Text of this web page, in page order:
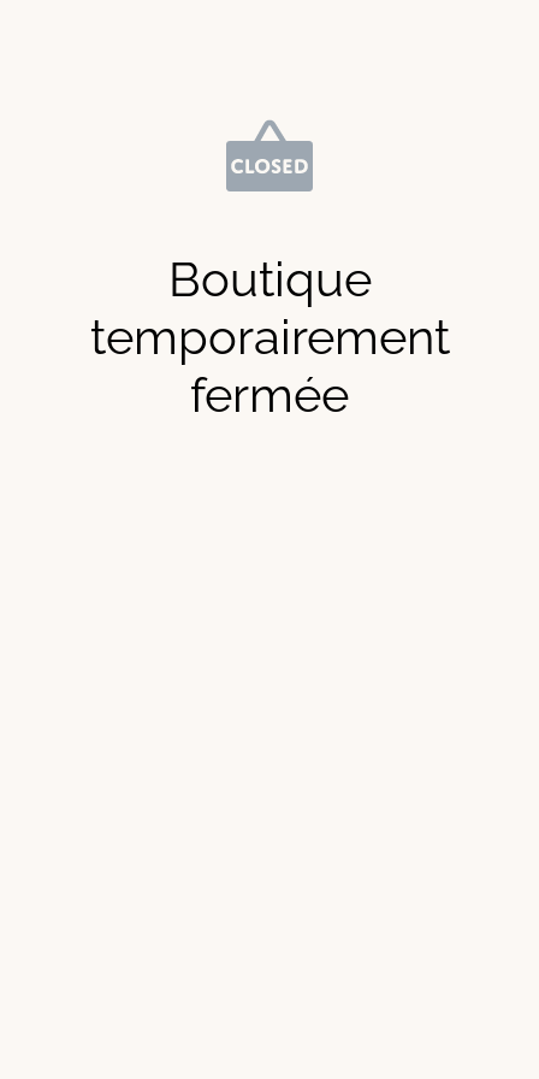
Boutique
temporairement
fermée